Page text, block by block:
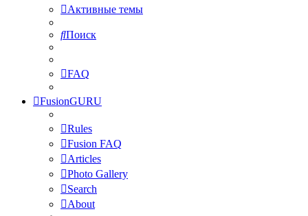
Активные темы
Поиск
FAQ
FusionGURU
Rules
Fusion FAQ
Articles
Photo Gallery
Search
About